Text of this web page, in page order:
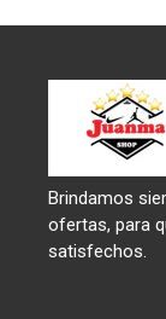
Brindamos
ofertas, para
satisfechos.